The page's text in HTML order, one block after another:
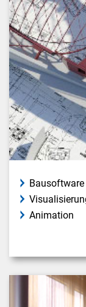
Bausoftware
Animation